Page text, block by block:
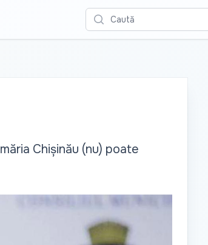
Caută
Chișinău (nu) poate